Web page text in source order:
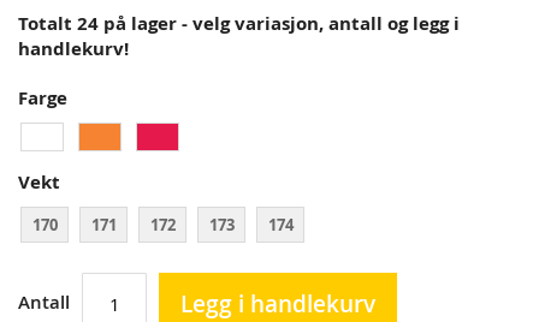
Totalt 24 på lager - velg variasjon, antall og legg i
handlekurv!
Farge
Vekt
170 171 172 173 174
Antall Legg i handlekurv